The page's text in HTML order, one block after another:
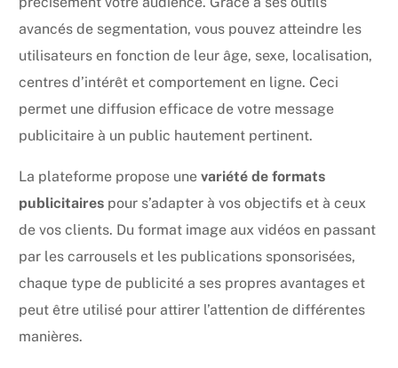
avancés de segmentation, vous pouvez atteindre les
utilisateurs en fonction de leur âge, sexe, localisation,
centres d’intérêt et comportement en ligne. Ceci
permet une diffusion efficace de votre message
publicitaire à un public hautement pertinent.
La plateforme propose unevariété de formats
publicitaires pour s’adapter à vos objectifs et à ceux
de vos clients. Du format image aux vidéos en passant
par les carrousels et les publications sponsorisées,
chaque type de publicité a ses propres avantages et
peut être utilisé pour attirer l’attention de différentes
manières.